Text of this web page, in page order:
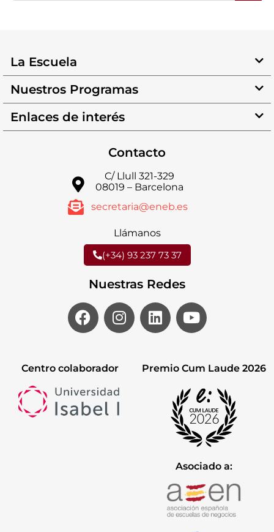
La Escuela
Nuestros Programas
Enlaces de interés
Contacto
C/ Llull 321-329
08019 – Barcelona
secretaria@eneb.es
Llámanos
(+34) 93 237 73 37
Nuestras Redes
Centro colaborador Premio Cum Laude 2026
Asociado a: